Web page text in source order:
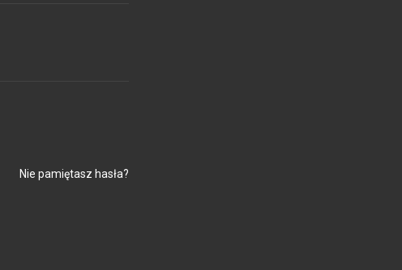
Nie pamiętasz hasła?